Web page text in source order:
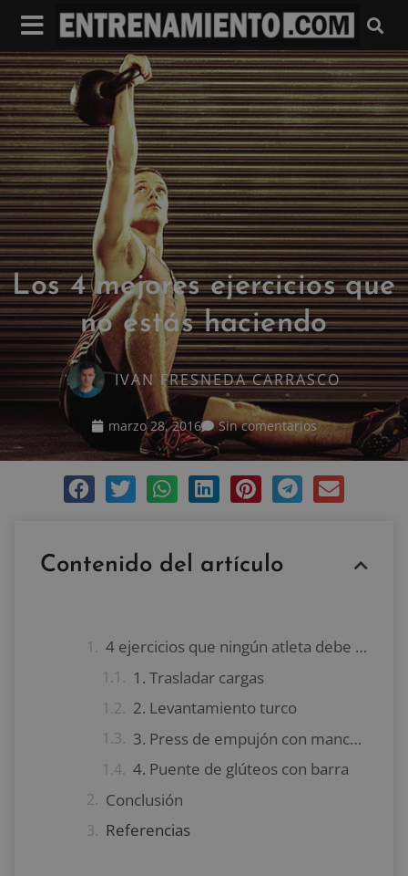
Los 4 mejores ejercicios que
no estás haciendo
IVAN FRESNEDA CARRASCO
marzo 28, 2016 Sin comentarios
Contenido del artículo
4 ejercicios que ningún atleta debe obviar
1. Trasladar cargas
2. Levantamiento turco
3. Press de empujón con mancuernas
4. Puente de glúteos con barra
Conclusión
Referencias